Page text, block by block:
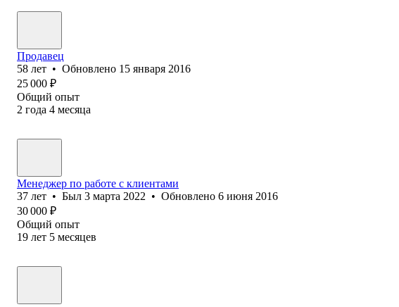
Продавец
58 лет • Обновлено 15 января 2016
25 000 ₽
Общий опыт
2 года 4 месяца
Менеджер по работе с клиентами
37 лет • Был 3 марта 2022 • Обновлено 6 июня 2016
30 000 ₽
Общий опыт
19 лет 5 месяцев